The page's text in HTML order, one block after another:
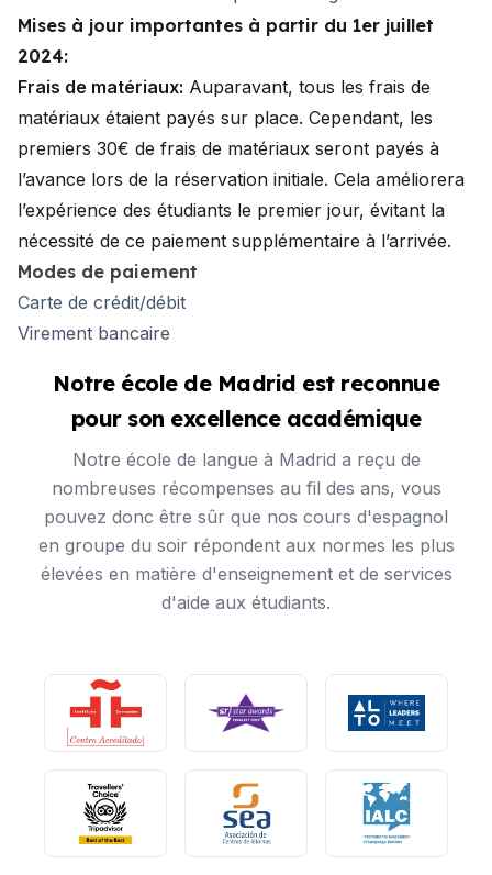
Mises à jour importantes à partir du 1er juillet
2024:
Frais de matériaux: Auparavant, tous les frais de
matériaux étaient payés sur place. Cependant, les
premiers 30€ de frais de matériaux seront payés à
l’avance lors de la réservation initiale. Cela améliorera
l’expérience des étudiants le premier jour, évitant la
nécessité de ce paiement supplémentaire à l’arrivée.
Modes de paiement
Carte de crédit/débit
Virement bancaire
Notre école de Madrid est reconnue
pour son excellence académique
Notre école de langue à Madrid a reçu de
nombreuses récompenses au fil des ans, vous
pouvez donc être sûr que nos cours d'espagnol
en groupe du soir répondent aux normes les plus
élevées en matière d'enseignement et de services
d'aide aux étudiants.